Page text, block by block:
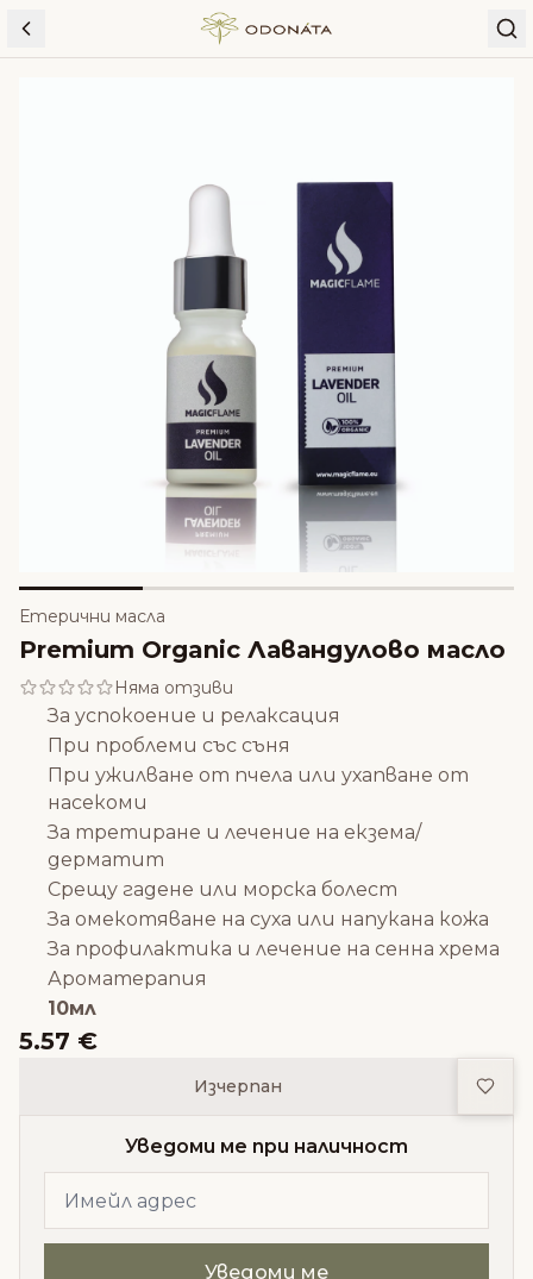
Skip to content
Етерични масла
Premium Organic Лавандулово масло
Няма отзиви
За успокоение и релаксация
При проблеми със съня
При ужилване от пчела или ухапване от
насекоми
За третиране и лечение на екзема/
дерматит
Срещу гадене или морска болест
За омекотяване на суха или напукана кожа
За профилактика и лечение на сенна хрема
Ароматерапия
10мл
5.57 €
Изчерпан
Уведоми ме при наличност